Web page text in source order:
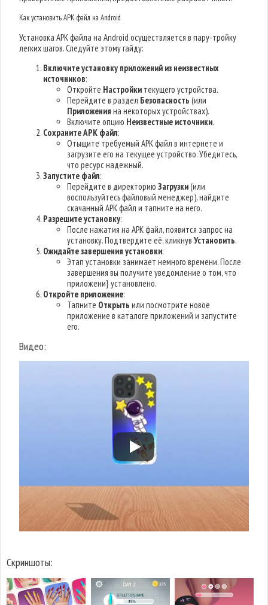
Как установить APK файл на Android
Установка APK файла на Android осуществляется в пару-тройку
легких шагов. Следуйте этому гайду:
Включите установку приложений из неизвестных
источников:
Откройте Настройки текущего устройства.
Перейдите в раздел Безопасность (или
Приложения на некоторых устройствах).
Включите опцию Неизвестные источники.
Сохраните APK файл:
Отыщите требуемый APK файл в интернете и
загрузите его на текущее устройство. Убедитесь,
что ресурс надежный.
Запустите файл:
Перейдите в директориюЗагрузки(или
воспользуйтесь файловый менеджер), найдите
скачанный APK файл и тапните на него.
Разрешите установку:
После нажатия на APK файл, появится запрос на
установку. Подтвердите её, кликнувУстановить.
Ожидайте завершения установки:
Этап установки занимает немного времени. После
завершения вы получите уведомление о том, что
приложени} установлено.
Откройте приложение:
Тапните Открыть или посмотрите новое
приложение в каталоге приложений и запустите
его.
Видео:
Скриншоты: